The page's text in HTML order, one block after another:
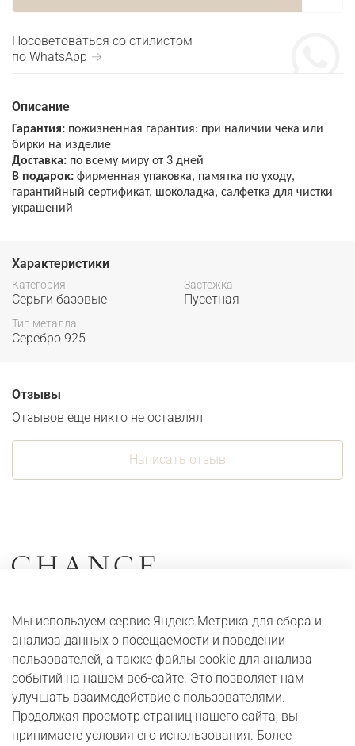
Посоветоваться со стилистом
по WhatsApp →
Описание
Гарантия: пожизненная гарантия: при наличии чека или
бирки на изделие
Доставка: по всему миру от 3 дней
В подарок: фирменная упаковка, памятка по уходу,
гарантийный сертификат, шоколадка, салфетка для чистки
украшений
Характеристики
Категория
Серьги базовые
Застёжка
Пусетная
Тип металла
Серебро 925
Отзывы
Отзывов еще никто не оставлял
Написать отзыв
Серьги
Кольца
Колье
Браслеты
Адреса и контакты
Оплата и доставка
Digital журнал
Бонусная программа
Мы используем сервис Яндекс.Метрика для сбора и
анализа данных о посещаемости и поведении
пользователей, а также файлы cookie для анализа
событий на нашем веб-сайте. Это позволяет нам
улучшать взаимодействие с пользователями.
Продолжая просмотр страниц нашего сайта, вы
принимаете условия его использования. Более